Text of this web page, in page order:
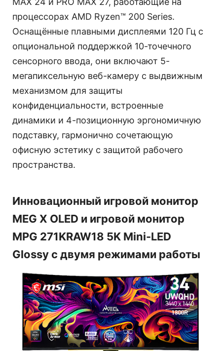
процессорах AMD Ryzen™ 200 Series.
Оснащённые плавными дисплеями 120 Гц с
опциональной поддержкой 10-точечного
сенсорного ввода, они включают 5-
мегапиксельную веб-камеру с выдвижным
механизмом для защиты
конфиденциальности, встроенные
динамики и 4-позиционную эргономичную
подставку, гармонично сочетающую
офисную эстетику с защитой рабочего
пространства.
Инновационный игровой монитор
MEG X OLED и игровой монитор
MPG 271KRAW18 5K Mini-LED
Glossy с двумя режимами работы